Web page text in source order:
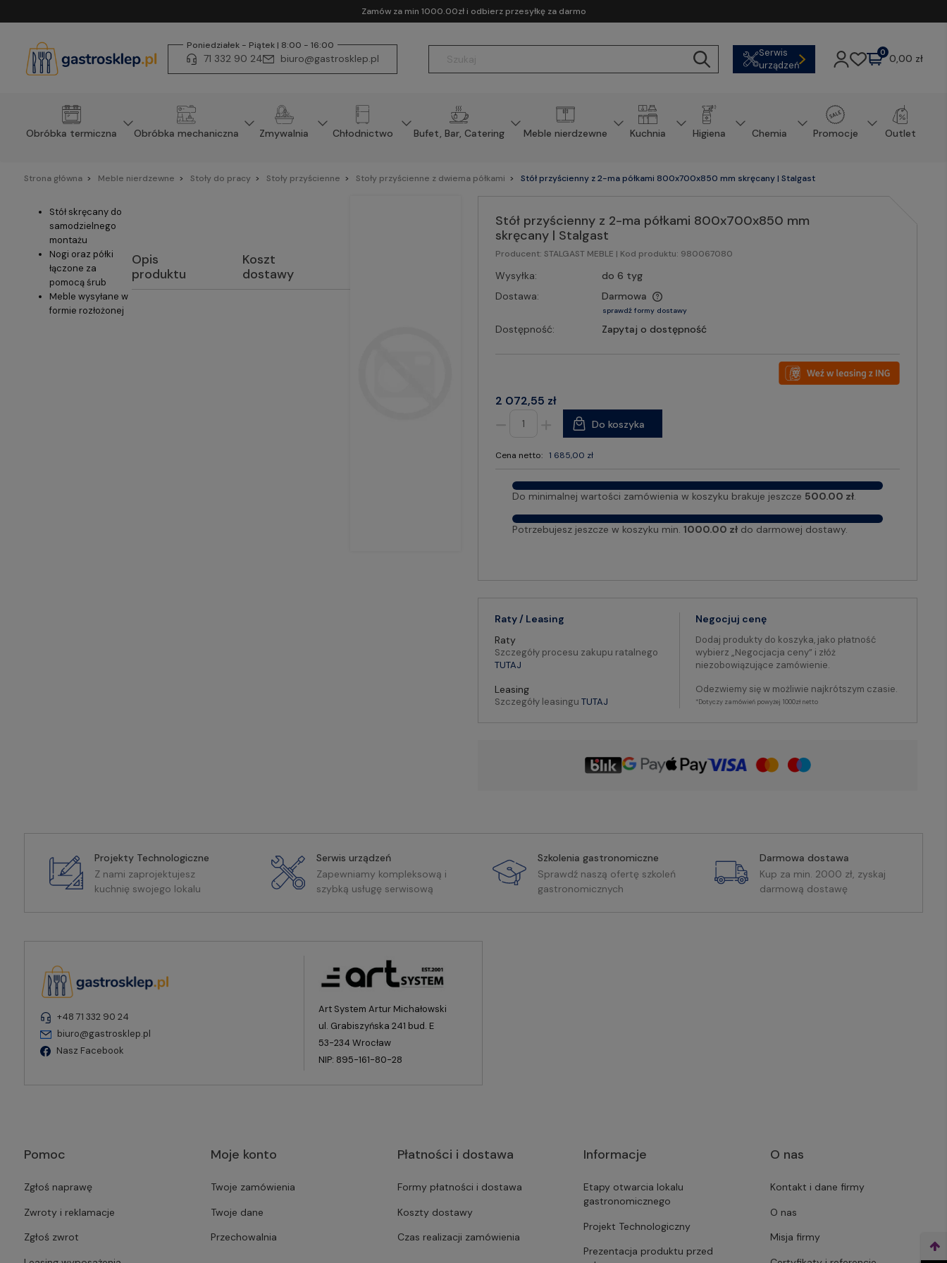
Zamów za min 1000.00zł i odbierz przesyłkę za darmo
Poniedziałek - Piątek | 8:00 - 16:00
71 332 90 24 biuro@gastrosklep.pl
Serwis
urządzeń
0,00 zł
0
Obróbka termiczna Obróbka mechaniczna Zmywalnia Chłodnictwo Bufet, Bar, Catering Meble nierdzewne Kuchnia Higiena Chemia Promocje Outlet
Strona główna Meble nierdzewne Stoły do pracy Stoły przyścienne Stoły przyścienne z dwiema półkami Stół przyścienny z 2-ma półkami 800x700x850 mm skręcany | Stalgast
Opis
produktu
Koszt
dostawy
Stół skręcany do
samodzielnego
montażu
Nogi oraz półki
łączone za
pomocą śrub
Meble wysyłane w
formie rozłożonej
Stół przyścienny z 2-ma półkami 800x700x850 mm
skręcany | Stalgast
Producent: STALGAST MEBLE | Kod produktu: 980067080
Wysyłka:
do 6 tyg
Dostawa:
Darmowa
sprawdź formy dostawy
Dostępność: Zapytaj o dostępność
2 072,55 zł
Cena netto: 1 685,00 zł
Do koszyka
Do minimalnej wartości zamówienia w koszyku brakuje jeszcze 500.00 zł.
Potrzebujesz jeszcze w koszyku min. 1000.00 złdo darmowej dostawy.
Raty / Leasing
Raty
Szczegóły procesu zakupu ratalnego
TUTAJ
Leasing
Szczegóły leasinguTUTAJ
Negocjuj cenę
Dodaj produkty do koszyka, jako płatność
wybierz „Negocjacja ceny” i złóż
niezobowiązujące zamówienie.
Odezwiemy się w możliwie najkrótszym czasie.
*Dotyczy zamówień powyżej 1000zł netto
Projekty Technologiczne
Z nami zaprojektujesz
kuchnię swojego lokalu
Serwis urządzeń
Zapewniamy kompleksową i
szybką usługę serwisową
Szkolenia gastronomiczne
Sprawdź naszą ofertę szkoleń
gastronomicznych
Darmowa dostawa
Kup za min. 2000 zł, zyskaj
darmową dostawę
+48 71 332 90 24
biuro@gastrosklep.pl
Nasz Facebook
Art System Artur Michałowski
ul. Grabiszyńska 241 bud. E
53-234 Wrocław
NIP: 895-161-80-28
Pomoc
Zgłoś naprawę
Zwroty i reklamacje
Zgłoś zwrot
Moje konto
Twoje zamówienia
Twoje dane
Przechowalnia
Płatności i dostawa
Formy płatności i dostawa
Koszty dostawy
Czas realizacji zamówienia
Informacje
Etapy otwarcia lokalu
gastronomicznego
Projekt Technologiczny
Prezentacja produktu przed
O nas
Kontakt i dane firmy
O nas
Misja firmy